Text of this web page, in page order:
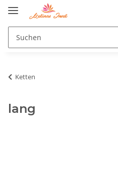
Ketten
lang